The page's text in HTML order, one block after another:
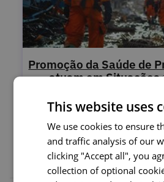
Promoção da Saúde de
atuam em Situações
Compreenda os desastres,
impactos e desenvolva
saúde e a de quem
This website uses
We use cookies to ensure
and traffic analysis of our
clicking "Accept all", you
collection of optional